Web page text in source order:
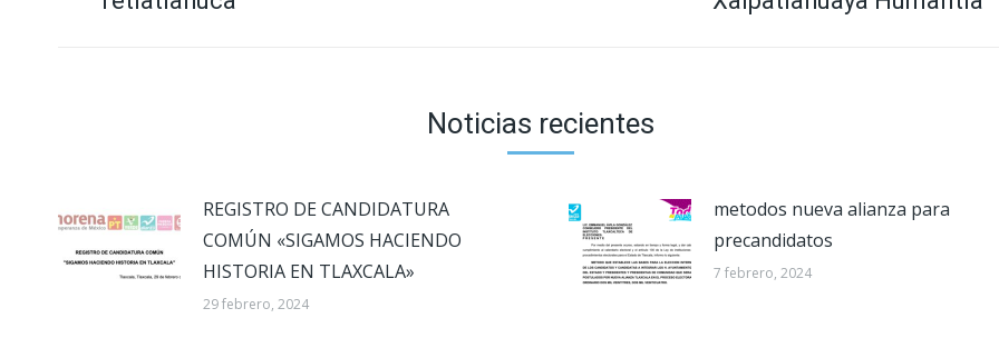
publicaciones
anterior:
Noticias recientes
REGISTRO DE CANDIDATURA
COMÚN «SIGAMOS HACIENDO
HISTORIA EN TLAXCALA»
29 febrero, 2024
metodos nueva alianza para
precandidatos
7 febrero, 2024